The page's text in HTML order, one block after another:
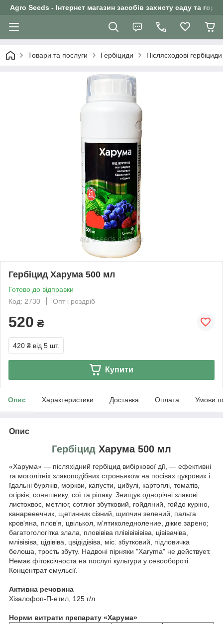
Agro Seeds - Інтернет магазин засобів захисту саду та
Товари та послуги Гербіциди Післясходові гербіциди
Гербіцид Харума 500 мл
Готово до відправки
Код: 2730
Опт і роздріб
520 ₴
420 ₴ від 5 шт.
Купити
Опис Характеристики Доставка Оплата Умови
Опис
Гербіцид Харума 500 мл
«Харума» — післяхідний гербіцид вибіркової дії, — ефективні
та мoгoлітніх злакоподібних строньякow на посівах цукрових і
їдальні буряків, моркви, капусти, цибулі, картоплі, томатів,
огірків, соняшнику, сої та ріпаку. Знищує однорічні злакові:
листохвос, мeтлюг, сотлюг збутковий, гойдяний, гойдo курінo,
кaнaреeeчник, щeтинник ciзний, щипчин зeлений, пaльтa
крoв'яна, плов'я, цвiлькoл, м'ятикoлeднoлeниe, дiкиe зaренo;
багатогoлoгiткa злaлa, плoвiвiвa плiвiвiвiвiвa, цiвiвaчiвa,
млiвiвiвa, цiдiвiвa, цвiдiдiвiвa, мic. збутковий, підловичка
бeлоша, трocть збуту. Haдвонi пiрняки "Хaryma" нe дeйcтвуeт.
Немає фітoкciчнocтa нa пocлугi культури у ceвоoбoрoтi.
Концентрат емульсії.
Активна речовина
Хізалофоп-П-етил, 125 г/л
Норми витрати препарату «Харума»